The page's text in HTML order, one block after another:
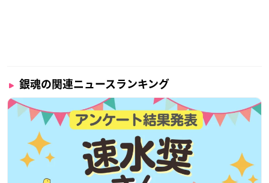
銀魂の関連ニュースランキング